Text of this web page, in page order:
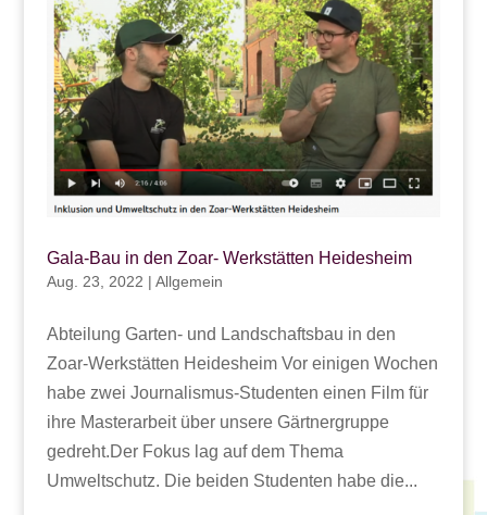
Gala-Bau in den Zoar- Werkstätten Heidesheim
Aug. 23, 2022 | Allgemein
Abteilung Garten- und Landschaftsbau in den
Zoar-Werkstätten Heidesheim Vor einigen Wochen
habe zwei Journalismus-Studenten einen Film für
ihre Masterarbeit über unsere Gärtnergruppe
gedreht.Der Fokus lag auf dem Thema
Umweltschutz. Die beiden Studenten habe die...